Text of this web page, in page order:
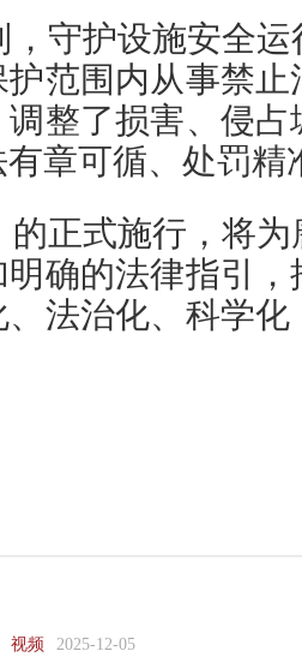
，守护设施安全
范围内从事禁
整了损害、侵
章可循、处罚精
的正式施行，将
确的法律指引
法治化、科学
视频 2025-12-05